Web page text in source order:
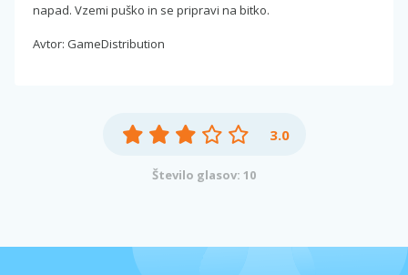
napad. Vzemi puško in se pripravi na bitko.
Avtor: GameDistribution
3.0
Število glasov: 10